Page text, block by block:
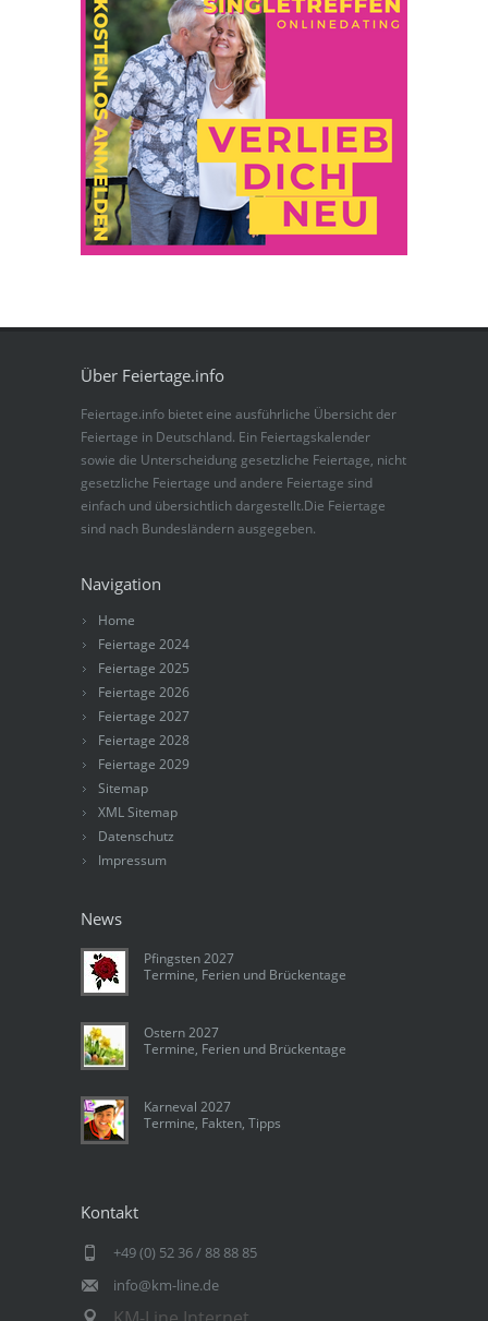
Über Feiertage.info
Feiertage.info bietet eine ausführliche Übersicht der
Feiertage in Deutschland. Ein Feiertagskalender
sowie die Unterscheidung gesetzliche Feiertage, nicht
gesetzliche Feiertage und andere Feiertage sind
einfach und übersichtlich dargestellt.Die Feiertage
sind nach Bundesländern ausgegeben.
Navigation
Home
Feiertage 2024
Feiertage 2025
Feiertage 2026
Feiertage 2027
Feiertage 2028
Feiertage 2029
Sitemap
XML Sitemap
Datenschutz
Impressum
News
Pfingsten 2027
Termine, Ferien und Brückentage
Ostern 2027
Termine, Ferien und Brückentage
Karneval 2027
Termine, Fakten, Tipps
Kontakt
+49 (0) 52 36 / 88 88 85
info@km-line.de